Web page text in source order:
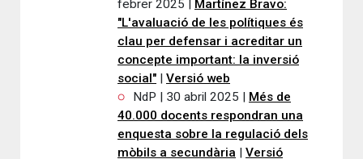
febrer 2025 | Martínez Bravo:
"L'avaluació de les polítiques és
clau per defensar i acreditar un
concepte important: la inversió
social" | Versió web
NdP | 30 abril 2025 | Més de
40.000 docents respondran una
enquesta sobre la regulació dels
mòbils a secundària | Versió